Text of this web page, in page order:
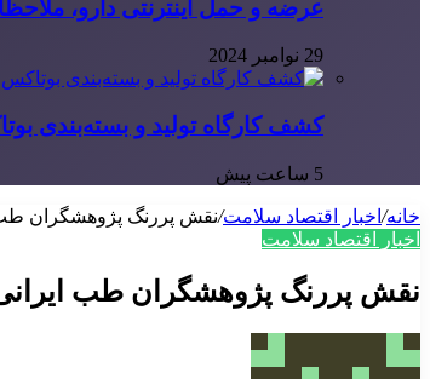
عرضه و حمل اینترنتی دارو،
29 نوامبر 2024
کشف کارگاه تولید و بسته‌بندی
5 ساعت پیش
خانه/ اخبار اقتصاد سلامت/نقش پررنگ پژوهشگران طب
اخبار اقتصاد سلامت
نقش پررنگ پژوهشگران طب ایرانی